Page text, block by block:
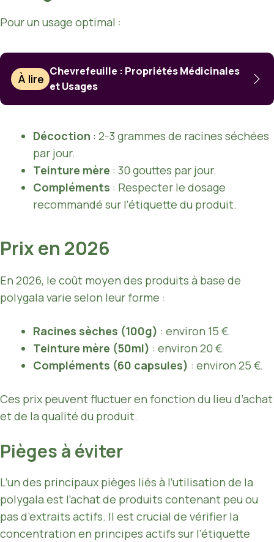
Pour un usage optimal :
À lire
Chevrefeuille : Propriétés Médicinales
et Usages
Décoction : 2-3 grammes de racines séchées
par jour.
Teinture mère : 30 gouttes par jour.
Compléments : Respecter le dosage
recommandé sur l’étiquette du produit.
Prix en 2026
En 2026, le coût moyen des produits à base de
polygala varie selon leur forme :
Racines sèches (100g) : environ 15 €.
Teinture mère (50ml) : environ 20 €.
Compléments (60 capsules) : environ 25 €.
Ces prix peuvent fluctuer en fonction du lieu d’achat
et de la qualité du produit.
Pièges à éviter
L’un des principaux pièges liés à l’utilisation de la
polygala est l’achat de produits contenant peu ou
pas d’extraits actifs. Il est crucial de vérifier la
concentration en principes actifs sur l’étiquette